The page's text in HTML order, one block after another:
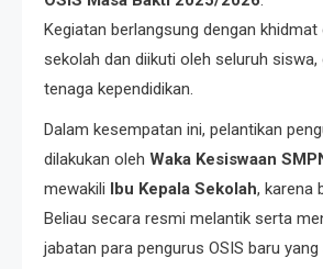
Kegiatan berlangsung dengan khidmat
sekolah dan diikuti oleh seluruh siswa,
tenaga kependidikan.
Dalam kesempatan ini, pelantikan
dilakukan oleh Waka Kesiswaan
mewakili Ibu Kepala Sekolah, karena
Beliau secara resmi melantik serta
jabatan para pengurus OSIS baru